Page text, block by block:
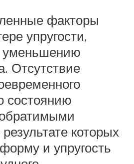
факторы
упругости,
уменьшению
Отсутствие
состоянию
которых
и упругость